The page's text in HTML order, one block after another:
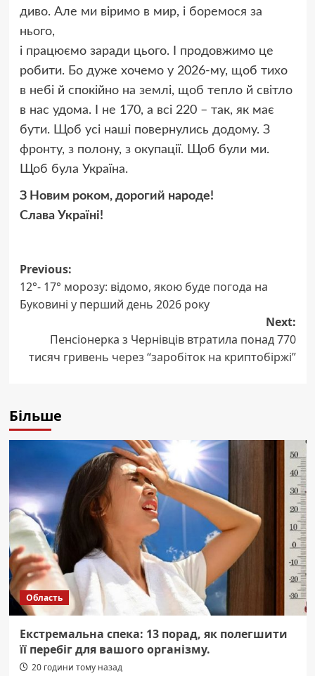
диво. Але ми віримо в мир, і боремося за
нього,
і працюємо заради цього. І продовжимо це
робити. Бо дуже хочемо у 2026-му, щоб тихо
в небі й спокійно на землі, щоб тепло й світло
в нас удома. І не 170, а всі 220 – так, як має
бути. Щоб усі наші повернулись додому. З
фронту, з полону, з окупації. Щоб були ми.
Щоб була Україна.
З Новим роком, дорогий народе!
Слава Україні!
Post
navigation
Previous:
12°- 17° морозу: відомо, якою буде погода на
Буковині у перший день 2026 року
Next:
Пенсіонерка з Чернівців втратила понад 770
тисяч гривень через “заробіток на криптобіржі”
Більше
Область
Екстремальна спека: 13 порад, як полегшити
її перебіг для вашого організму.
20 години тому назад